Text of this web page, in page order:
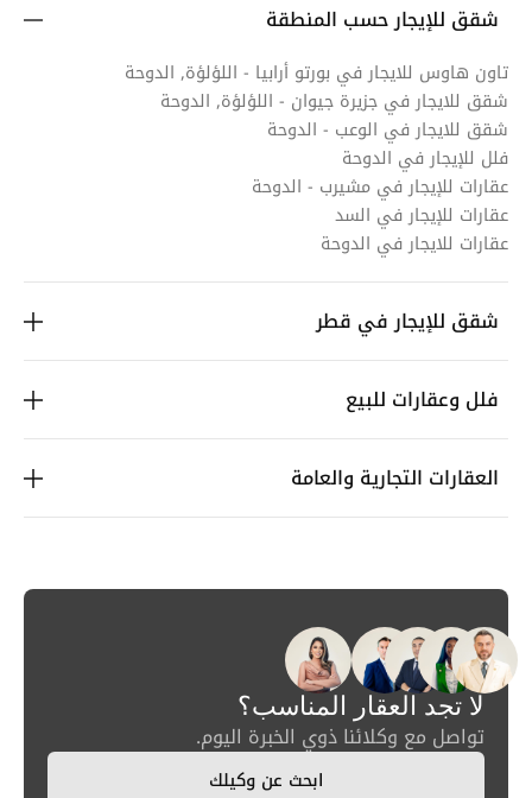
شقق للإيجار حسب المنطقة
تاون هاوس للايجار في بورتو أرابيا - اللؤلؤة, الدوحة
شقق للايجار في جزيرة جيوان - اللؤلؤة, الدوحة
شقق للايجار في الوعب - الدوحة
فلل للإيجار في الدوحة
عقارات للإيجار في مشيرب - الدوحة
عقارات للإيجار في السد
عقارات للايجار في الدوحة
شقق للإيجار في قطر
فلل وعقارات للبيع
العقارات التجارية والعامة
لا تجد العقار المناسب؟
تواصل مع وكلائنا ذوي الخبرة اليوم.
ابحث عن وكيلك